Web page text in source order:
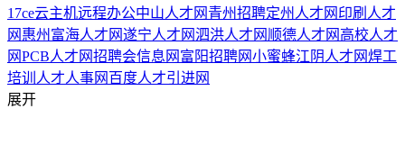
17ce云主机远程办公中山人才网 青州招聘定州人才网 印刷人才
网 惠州富海人才网遂宁人才网泗洪人才网 顺德人才网 高校人才
网PCB人才网招聘会信息网 富阳招聘网小蜜蜂江阴人才网焊工
培训 人才人事网 百度人才引进网
展开